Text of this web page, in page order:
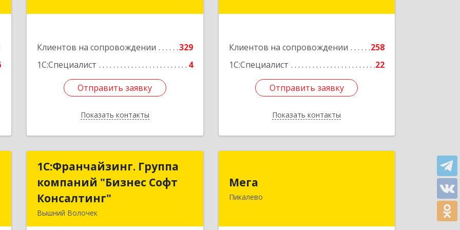
Клиентов на сопровождении
329
1С:Специалист
4
Отправить заявку
Показать контакты
Отправить заявку
Назад
Клиентов на сопровождении
258
1С:Специалист
22
Отправить заявку
Показать контакты
Отправить заявку
Назад
1С:Франчайзинг. Группа
компаний "Бизнес Софт
Консалтинг"
Вышний Волочек
1С:Франчайзинг. Группа
компаний "Бизнес Софт
Мега
Пикалево